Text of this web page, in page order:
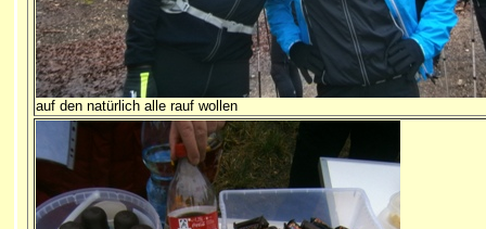
auf den natürlich alle rauf wollen